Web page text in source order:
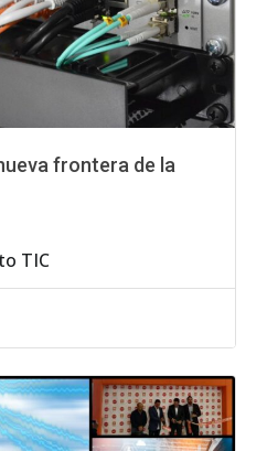
frontera de la
TIC